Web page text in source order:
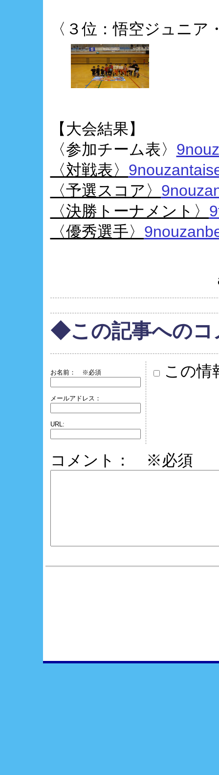
〈３位：悟空ジュニア
【大会結果】
〈参加チーム表〉
〈対戦表〉
〈予選スコア〉
〈決勝トーナメント〉
〈優秀選手〉
◆この記事へのコ
お名前： ※必須
メールアドレス：
URL:
この情
コメント： ※必須